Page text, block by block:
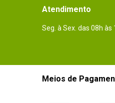
Atendimento
Seg. à Sex. das 08h às
Meios de